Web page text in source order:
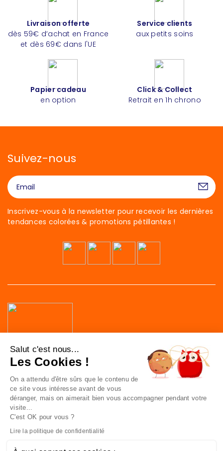
Livraison offerte
dès 59€ d’achat en France
et dès 69€ dans l'UE
Service clients
aux petits soins
Papier cadeau
en option
Click & Collect
Retrait en 1h chrono
Suivez-nous
Inscrivez-vous à la newsletter pour recevoir les dernières
tendances colorées & promotions pétillantes !
41 av. de l’agent Sarre
92700 Colombes
France
Nous contacter
NOUS CONNAÎTRE
NOUS REJOINDRE
Salut c'est nous...
Les Cookies !
On a attendu d'être sûrs que le contenu de
ce site vous intéresse avant de vous
déranger, mais on aimerait bien vous accompagner pendant votre
visite...
C'est OK pour vous ?
Lire la politique de confidentialité